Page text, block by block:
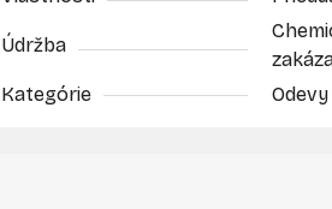
Údržba
Kategórie
Odevy